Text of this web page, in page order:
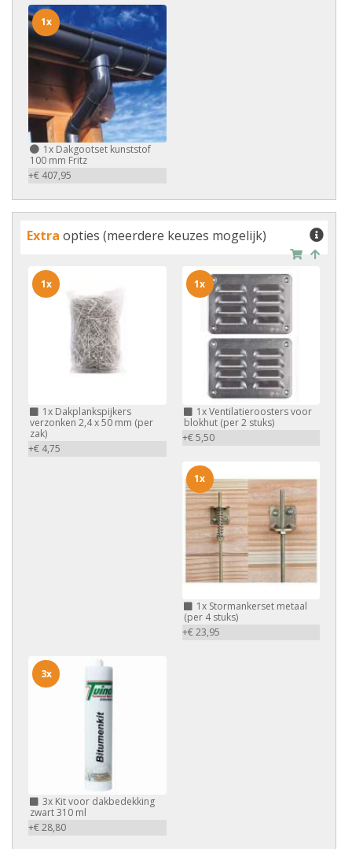
1x Dakgootset kunststof
100 mm Fritz
+€ 407,95
1x
Extra opties (meerdere keuzes mogelijk)
1x Dakplankspijkers
verzonken 2,4 x 50 mm (per
zak)
+€ 4,75
1x
1xVentilatieroosters voor
blokhut (per 2 stuks)
+€ 5,50
1x
1xStormankerset metaal
(per 4 stuks)
+€ 23,95
1x
3x Kit voor dakbedekking
zwart 310 ml
+€ 28,80
3x